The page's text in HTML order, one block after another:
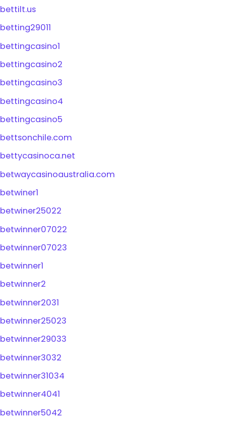
bettilt.us
betting29011
bettingcasino1
bettingcasino2
bettingcasino3
bettingcasino4
bettingcasino5
bettsonchile.com
bettycasinoca.net
betwaycasinoaustralia.com
betwiner1
betwiner25022
betwinner07022
betwinner07023
betwinner1
betwinner2
betwinner2031
betwinner25023
betwinner29033
betwinner3032
betwinner31034
betwinner4041
betwinner5042